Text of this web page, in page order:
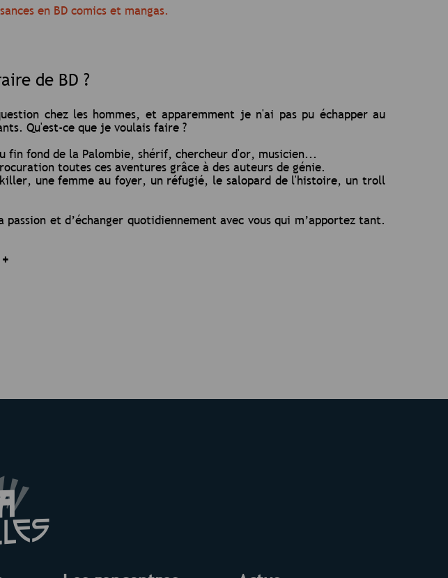
en BD comics et mangas.
de BD ?
chez les hommes, et apparemment je n'ai pas pu échapper au
Qu'est-ce que je voulais faire ?
fond de la Palombie, shérif, chercheur d'or, musicien...
toutes ces aventures grâce à des auteurs de génie.
une femme au foyer, un réfugié, le salopard de l'histoire, un troll
et d’échanger quotidiennement avec vous qui m’apportez tant.